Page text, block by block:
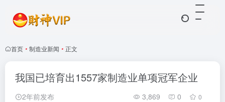
首页 • 制造业新闻 • 正文
我国已培育出1557家制造业单项冠军企业
2年前发布 3,869 0 0